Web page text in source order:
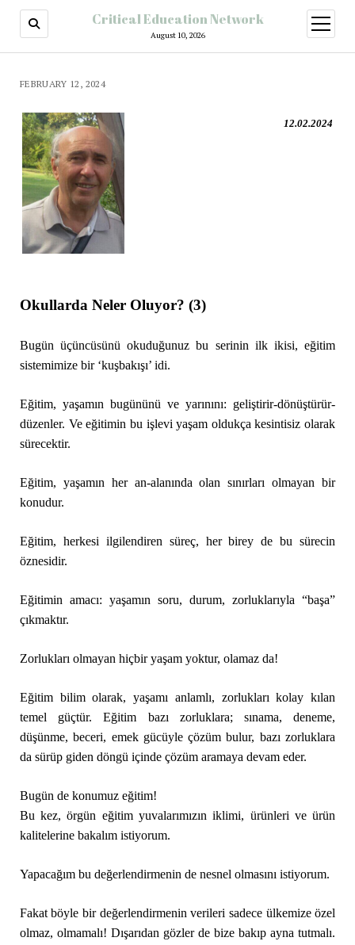
Critical Education Network
August 10, 2026
FEBRUARY 12, 2024
12.02.2024
Okullarda Neler Oluyor? (3)
Bugün üçüncüsünü okuduğunuz bu serinin ilk ikisi, eğitim
sistemimize bir ‘kuşbakışı’ idi.
Eğitim, yaşamın bugününü ve yarınını: geliştirir-dönüştürür-
düzenler. Ve eğitimin bu işlevi yaşam oldukça kesintisiz olarak
sürecektir.
Eğitim, yaşamın her an-alanında olan sınırları olmayan bir
konudur.
Eğitim, herkesi ilgilendiren süreç, her birey de bu sürecin
öznesidir.
Eğitimin amacı: yaşamın soru, durum, zorluklarıyla “başa”
çıkmaktır.
Zorlukları olmayan hiçbir yaşam yoktur, olamaz da!
Eğitim bilim olarak, yaşamı anlamlı, zorlukları kolay kılan
temel güçtür. Eğitim bazı zorluklara; sınama, deneme,
düşünme, beceri, emek gücüyle çözüm bulur, bazı zorluklara
da sürüp giden döngü içinde çözüm aramaya devam eder.
Bugün de konumuz eğitim!
Bu kez, örgün eğitim yuvalarımızın iklimi, ürünleri ve ürün
kalitelerine bakalım istiyorum.
Yapacağım bu değerlendirmenin de nesnel olmasını istiyorum.
Fakat böyle bir değerlendirmenin verileri sadece ülkemize özel
olmaz, olmamalı! Dışarıdan gözler de bize bakıp ayna tutmalı.